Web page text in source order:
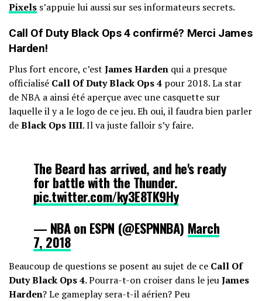
Pixels s’appuie lui aussi sur ses informateurs secrets.
Call Of Duty Black Ops 4 confirmé? Merci James
Harden!
Plus fort encore, c’est James Harden qui a presque
officialisé Call Of Duty Black Ops 4 pour 2018. La star
de NBA a ainsi été aperçue avec une casquette sur
laquelle il y a le logo de ce jeu. Eh oui, il faudra bien parler
deBlack Ops IIII. Il va juste falloir s’y faire.
The Beard has arrived, and he's ready
for battle with the Thunder.
pic.twitter.com/ky3E8TK9Hy
— NBA on ESPN (@ESPNNBA) March
7, 2018
Beaucoup de questions se posent au sujet de ce Call Of
Duty Black Ops 4. Pourra-t-on croiser dans le jeuJames
Harden? Le gameplay sera-t-il aérien? Peu